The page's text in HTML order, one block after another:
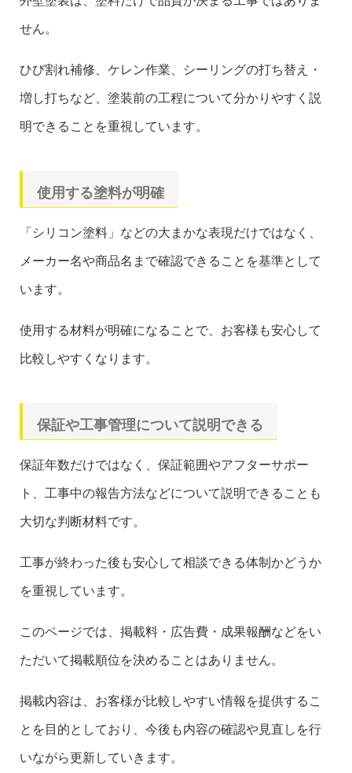
せん。
ひび割れ補修、ケレン作業、シーリングの打ち替え・
増し打ちなど、塗装前の工程について分かりやすく説
明できることを重視しています。
使用する塗料が明確
「シリコン塗料」などの大まかな表現だけではなく、
メーカー名や商品名まで確認できることを基準として
います。
使用する材料が明確になることで、お客様も安心して
比較しやすくなります。
保証や工事管理について説明できる
保証年数だけではなく、保証範囲やアフターサポー
ト、工事中の報告方法などについて説明できることも
大切な判断材料です。
工事が終わった後も安心して相談できる体制かどうか
を重視しています。
このページでは、掲載料・広告費・成果報酬などをい
ただいて掲載順位を決めることはありません。
掲載内容は、お客様が比較しやすい情報を提供するこ
とを目的としており、今後も内容の確認や見直しを行
いながら更新していきます。